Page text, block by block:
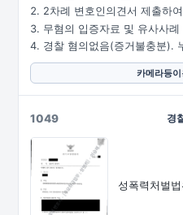
2차례 변호인의견서 제출하
무혐의 입증자료 및 유사사례
경찰 혐의없음(증거불충분).
카메라등
1049
성폭력처벌
경